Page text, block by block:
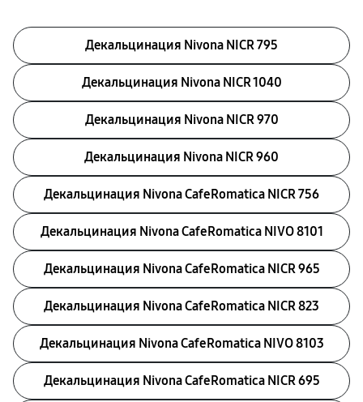
Декальцинация Nivona NICR 795
Декальцинация Nivona NICR 1040
Декальцинация Nivona NICR 970
Декальцинация Nivona NICR 960
Декальцинация Nivona CafeRomatica NICR 756
Декальцинация Nivona CafeRomatica NIVO 8101
Декальцинация Nivona CafeRomatica NICR 965
Декальцинация Nivona CafeRomatica NICR 823
Декальцинация Nivona CafeRomatica NIVO 8103
Декальцинация Nivona CafeRomatica NICR 695